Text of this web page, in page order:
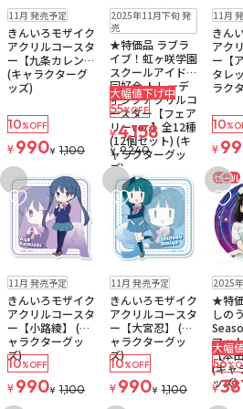
予約品ゆうパケット
11月 発売予定
きんいろモザイク
アクリルコースタ
ー【九条カレン】
(キャラクターグ
ッズ)
10%OFF
¥ 990¥ 1,100
販売中残り1個
2025年11月下旬 発
売
★特価品 ラブラ
イブ！虹ヶ咲学園
スクールアイドル
同好会 トレーデ
ィングアクリルコ
ースター【フェア
リーver.】全12種
(12個セット) (キ
ャラクターグッ
ズ)
大幅値下げ中
55%OFF
¥4,158
¥ 9,240
予約品
11月
きん
アク
ー【
タレ
ラク
10
¥
お気に入りに追加
予約品ゆうパケット
11月 発売予定
きんいろモザイク
アクリルコースタ
ー【小路綾】 (キ
ャラクターグッ
ズ)
10%OFF
¥ 990¥ 1,100
お気に入りに追加
予約品ゆうパケット
11月 発売予定
きんいろモザイク
アクリルコースタ
ー【大宮忍】 (キ
ャラクターグッ
ズ)
10%OFF
¥ 990¥ 1,100
セール
お気
販売中
ゆうパ
2025
★特
しの
マッ
【本
(キャ
ッズ)
大幅
56
¥